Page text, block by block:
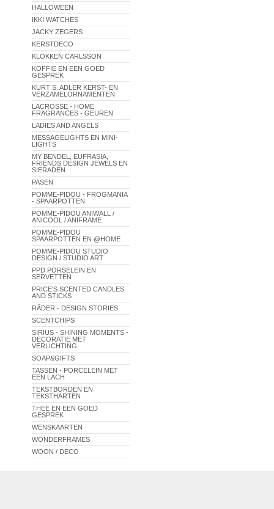
HALLOWEEN
IKKI WATCHES
JACKY ZEGERS
KERSTDECO
KLOKKEN CARLSSON
KOFFIE EN EEN GOED
GESPREK
KURT S. ADLER KERST- EN
VERZAMELORNAMENTEN
LACROSSE - HOME
FRAGRANCES - GEUREN
LADIES AND ANGELS
MESSAGELIGHTS EN MINI-
LIGHTS
MY BENDEL, EUFRASIA,
FRIENDS DESIGN JEWELS EN
SIERADEN
PASEN
POMME-PIDOU - FROGMANIA
- SPAARPOTTEN
POMME-PIDOU ANIWALL /
ANICOOL / ANIFRAME
POMME-PIDOU
SPAARPOTTEN EN @HOME
POMME-PIDOU STUDIO
DESIGN / STUDIO ART
PPD PORSELEIN EN
SERVETTEN
PRICE'S SCENTED CANDLES
AND STICKS
RÄDER - DESIGN STORIES
SCENTCHIPS
SIRIUS - SHINING MOMENTS -
DECORATIE MET
VERLICHTING
SOAP&GIFTS
TASSEN - PORCELEIN MET
EEN LACH
TEKSTBORDEN EN
TEKSTHARTEN
THEE EN EEN GOED
GESPREK
WENSKAARTEN
WONDERFRAMES
WOON / DECO